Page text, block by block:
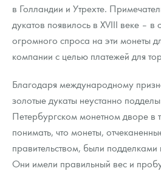
в Голландии и Утрехте.
дукатов появилось в XVIII веке – в
огромного спроса на эти монеты
компании с целью платежей для
Благодаря международному
золотые дукаты неустанно
Петербургском монетном дворе в
понимать, что монеты,
правительством, были
Они имели правильный вес и